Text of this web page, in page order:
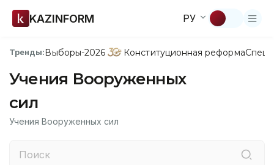
KAZINFORM РУ
Тренды:Выборы-2026 Конституционная реформа
Учения Вооруженных
сил
Учения Вооруженных сил